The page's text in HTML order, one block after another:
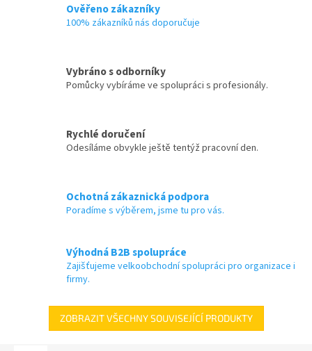
Ověřeno zákazníky
100% zákazníků nás doporučuje
Vybráno s odborníky
Pomůcky vybíráme ve spolupráci s profesionály.
Rychlé doručení
Odesíláme obvykle ještě tentýž pracovní den.
Ochotná zákaznická podpora
Poradíme s výběrem, jsme tu pro vás.
Výhodná B2B spolupráce
Zajišťujeme velkoobchodní spolupráci pro organizace i
firmy.
ZOBRAZIT VŠECHNY SOUVISEJÍCÍ PRODUKTY